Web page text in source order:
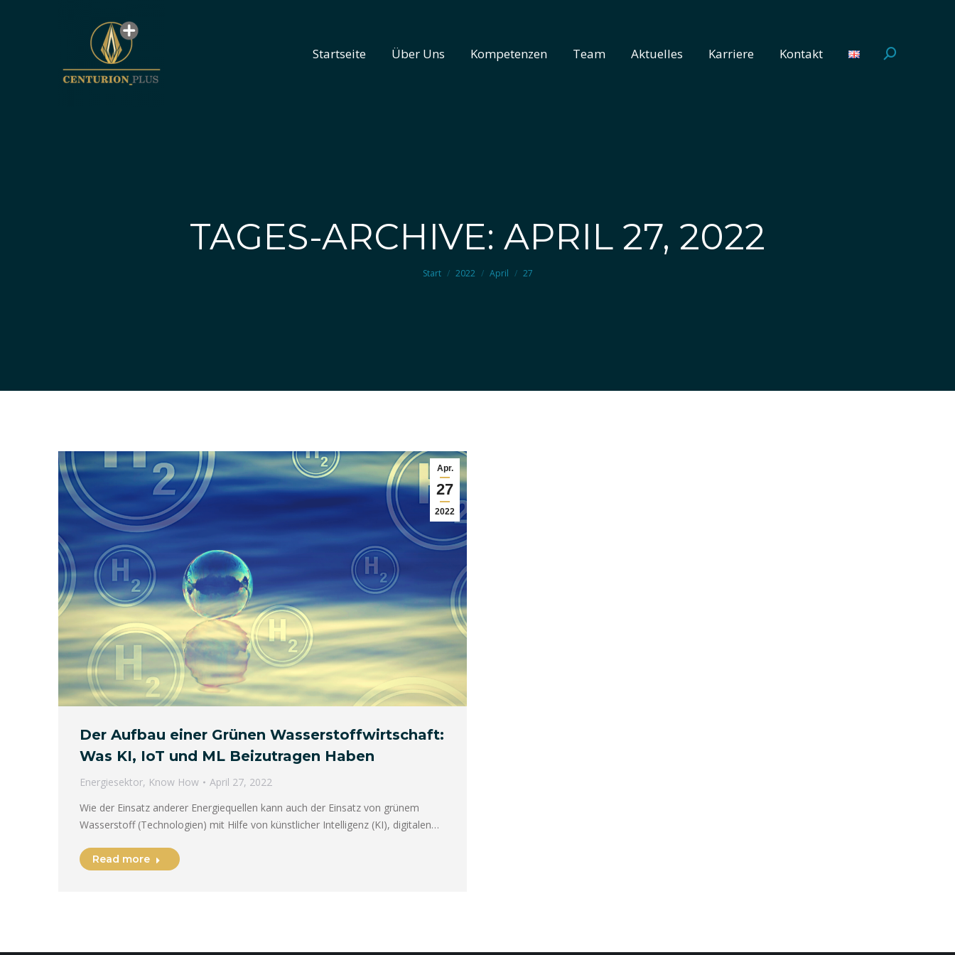
Startseite Über Uns Kompetenzen Team Aktuelles Karriere Kontakt Search:
TAGES-ARCHIVE: APRIL 27, 2022
Sie befinden sich hier:
Start 2022 April 27
Apr.
27
2022
Der Aufbau einer Grünen Wasserstoffwirtschaft:
Was KI, IoT und ML Beizutragen Haben
Energiesektor, Know How
April 27, 2022
Wie der Einsatz anderer Energiequellen kann auch der Einsatz von grünem
Wasserstoff (Technologien) mit Hilfe von künstlicher Intelligenz (KI), digitalen…
Read more